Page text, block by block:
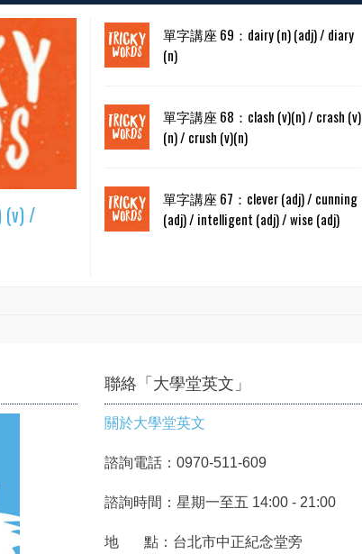
(v) /
單字講座 69：dairy (n) (adj) / diary
(n)
單字講座 68：clash (v)(n) / crash (v)
(n) / crush (v)(n)
單字講座 67：clever (adj) / cunning
(adj) / intelligent (adj) / wise (adj)
聯絡「大學堂英文」
關於大學堂英文
諮詢電話：0970-511-609
諮詢時間：星期一至五 14:00 - 21:00
地 點：台北市中正紀念堂旁